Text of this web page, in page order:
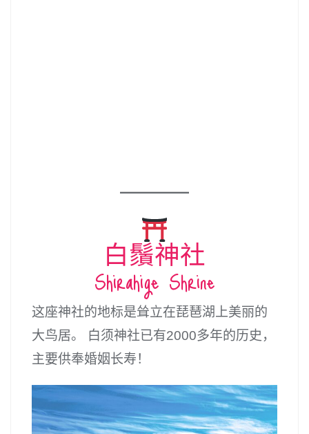
白鬚神社
Shirahige Shrine
这座神社的地标是耸立在琵琶湖上美丽的
大鸟居。 白须神社已有2000多年的历史，
主要供奉婚姻长寿！